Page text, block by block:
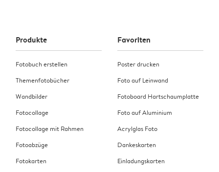
Produkte
Fotobuch erstellen
Themenfotobücher
Wandbilder
Fotocollage
Fotocollage mit Rahmen
Fotoabzüge
Fotokarten
Favoriten
Poster drucken
Foto auf Leinwand
Fotoboard Hartschaumplatte
Foto auf Aluminium
Acrylglas Foto
Dankeskarten
Einladungskarten